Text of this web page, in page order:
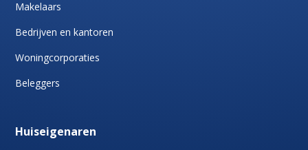
Makelaars
Bedrijven en kantoren
Woningcorporaties
Beleggers
Huiseigenaren